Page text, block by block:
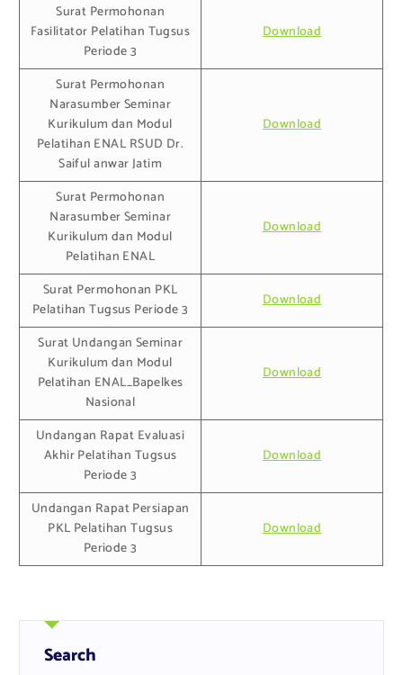
Surat Permohonan
Fasilitator Pelatihan Tugsus
Periode 3
Download
Surat Permohonan
Narasumber Seminar
Kurikulum dan Modul
Pelatihan ENAL RSUD Dr.
Saiful anwar Jatim
Download
Surat Permohonan
Narasumber Seminar
Kurikulum dan Modul
Pelatihan ENAL
Download
Surat Permohonan PKL
Pelatihan Tugsus Periode 3
Download
Surat Undangan Seminar
Kurikulum dan Modul
Pelatihan ENAL_Bapelkes
Nasional
Download
Undangan Rapat Evaluasi
Akhir Pelatihan Tugsus
Periode 3
Download
Undangan Rapat Persiapan
PKL Pelatihan Tugsus
Periode 3
Download
Search